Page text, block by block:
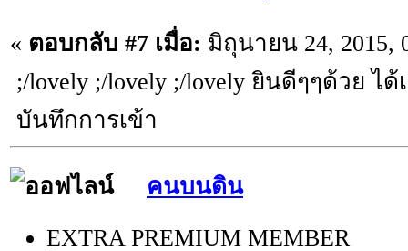
« ตอบกลับ #7 เมื่อ: มิถุนายน 24, 2015,
;/lovely ;/lovely ;/lovely ยินดีๆๆด้วย ไ
บันทึกการเข้า
คนบนดิน
EXTRA PREMIUM MEMBER